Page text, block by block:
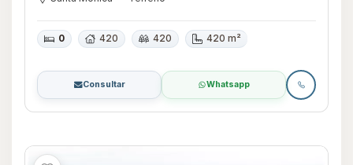
0 420 420 420 m²
Consultar Whatsapp